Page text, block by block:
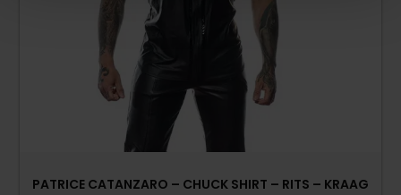
PATRICE CATANZARO – CHUCK SHIRT – RITS – KRAAG